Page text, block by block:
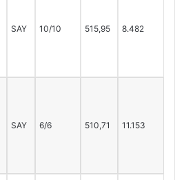
SAY 10/10 515,95 8.482
SAY 6/6 510,71 11.153